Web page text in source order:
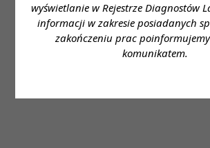
wyświetlanie w Rejestrze Diagnostów
informacji w zakresie posiadanych
zakończeniu prac
komunikatem.
30 lip 2026
[04.08.2026] Dyżur Rzecznika